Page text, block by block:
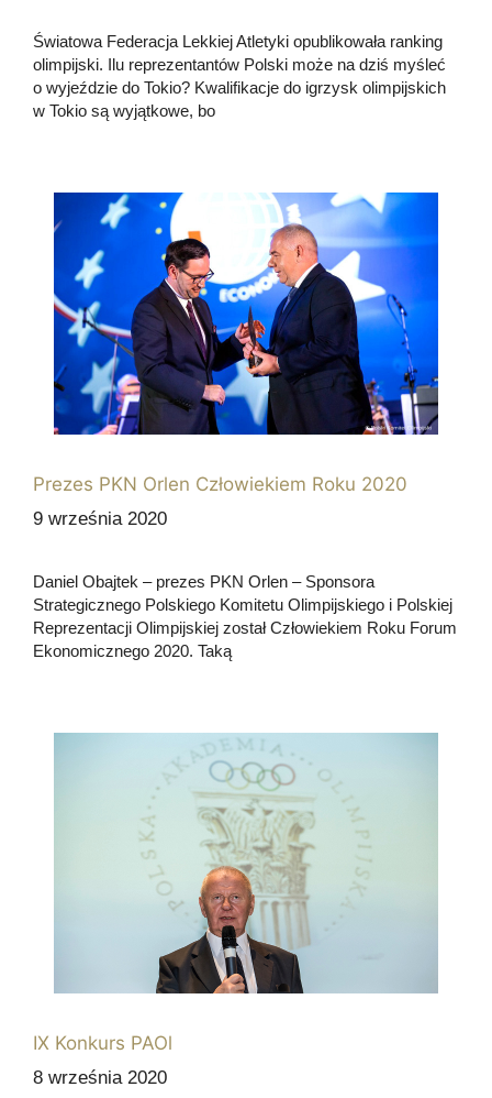
Światowa Federacja Lekkiej Atletyki opublikowała ranking
olimpijski. Ilu reprezentantów Polski może na dziś myśleć
o wyjeździe do Tokio? Kwalifikacje do igrzysk olimpijskich
w Tokio są wyjątkowe, bo
Prezes PKN Orlen Człowiekiem Roku 2020
9 września 2020
Daniel Obajtek – prezes PKN Orlen – Sponsora
Strategicznego Polskiego Komitetu Olimpijskiego i Polskiej
Reprezentacji Olimpijskiej został Człowiekiem Roku Forum
Ekonomicznego 2020. Taką
IX Konkurs PAOl
8 września 2020